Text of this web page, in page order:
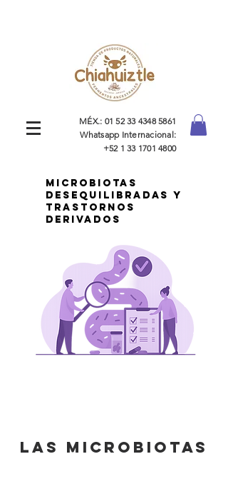
MÉX.: 01 52 33 4348 5861
Whatsapp Internacional:
+52 1 33 1701 4800
MICROBIOTAS
DESEQUILIBRADAS Y
TRASTORNOS
DERIVADOS
LAS mICROBIOTAS